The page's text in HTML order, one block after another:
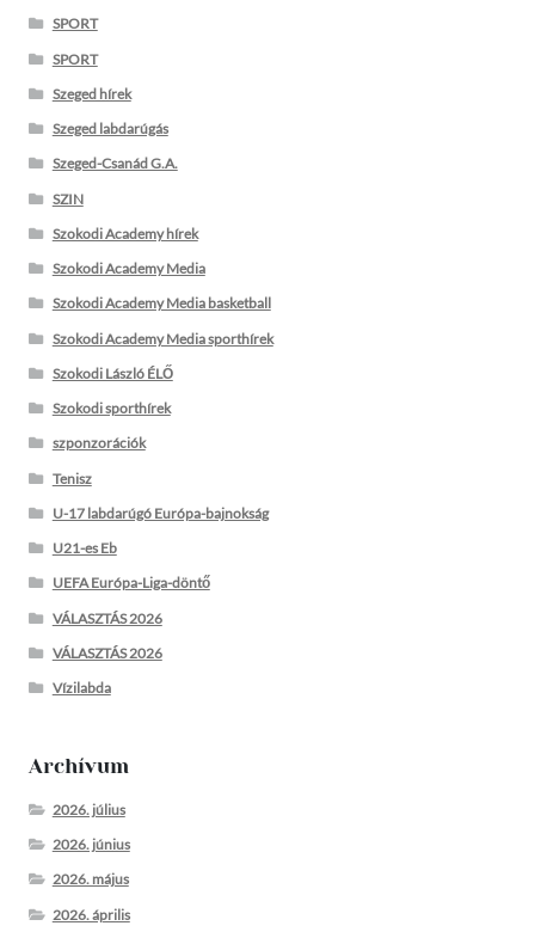
SPORT
SPORT
Szeged hírek
Szeged labdarúgás
Szeged-Csanád G.A.
SZIN
Szokodi Academy hírek
Szokodi Academy Media
Szokodi Academy Media basketball
Szokodi Academy Media sporthírek
Szokodi László ÉLŐ
Szokodi sporthírek
szponzorációk
Tenisz
U-17 labdarúgó Európa-bajnokság
U21-es Eb
UEFA Európa-Liga-döntő
VÁLASZTÁS 2026
VÁLASZTÁS 2026
Vízilabda
Archívum
2026. július
2026. június
2026. május
2026. április